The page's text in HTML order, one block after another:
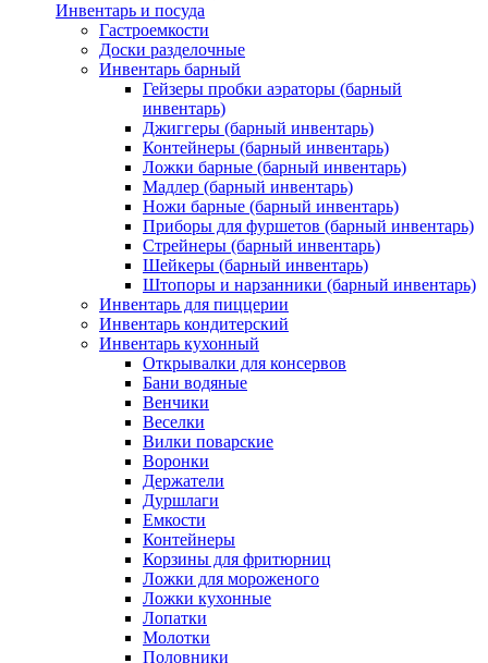
Инвентарь и посуда
Гастроемкости
Доски разделочные
Инвентарь барный
Гейзеры пробки аэраторы (барный
инвентарь)
Джиггеры (барный инвентарь)
Контейнеры (барный инвентарь)
Ложки барные (барный инвентарь)
Мадлер (барный инвентарь)
Ножи барные (барный инвентарь)
Приборы для фуршетов (барный инвентарь)
Стрейнеры (барный инвентарь)
Шейкеры (барный инвентарь)
Штопоры и нарзанники (барный инвентарь)
Инвентарь для пиццерии
Инвентарь кондитерский
Инвентарь кухонный
Открывалки для консервов
Бани водяные
Венчики
Веселки
Вилки поварские
Воронки
Держатели
Дуршлаги
Емкости
Контейнеры
Корзины для фритюрниц
Ложки для мороженого
Ложки кухонные
Лопатки
Молотки
Половники